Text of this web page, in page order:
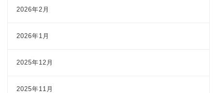
2026年2月
2026年1月
2025年12月
2025年11月